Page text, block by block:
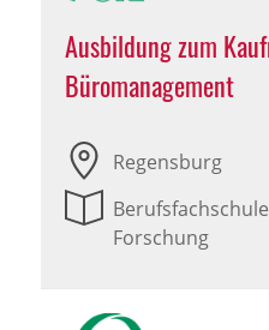
Ausbildung zum
Büromanagement
Regensburg
Forschung